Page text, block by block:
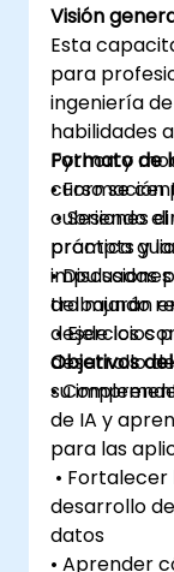
Visión
Esta
para
ingeniería
habilidades
Python y
curso se
cubriendo el
prompts y
impulsadas
trabajarán
desde los
desarrollo
su
Formato de
•
• Sesiones
práctica
•
del mundo
• Ejercicios
Objetivos
•
de IA y
para las
•
desarrollo
datos
• Aprender